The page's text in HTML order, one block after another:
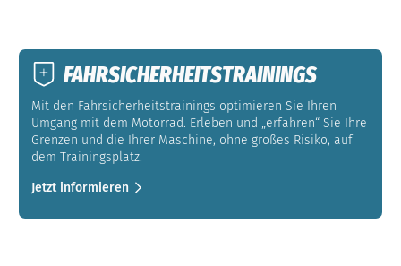
FAHRSICHERHEITSTRAININGS
Mit den Fahrsicherheitstrainings optimieren Sie Ihren
Umgang mit dem Motorrad. Erleben und „erfahren“ Sie Ihre
Grenzen und die Ihrer Maschine, ohne großes Risiko, auf
dem Trainingsplatz.
Jetzt informieren